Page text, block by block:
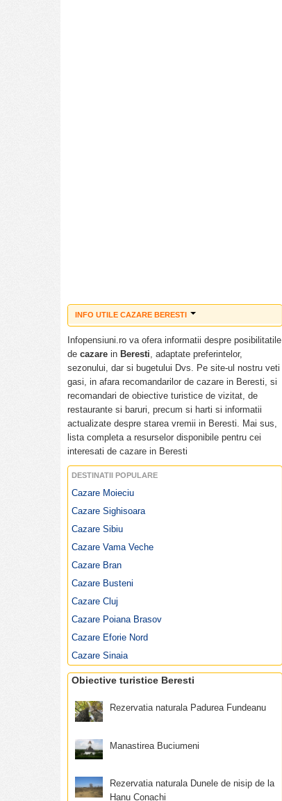
INFO UTILE CAZARE BERESTI
Cazare ieftina Beresti
Pensiuni ieftine Beresti
Pensiuni cu piscina Beresti
Tarife cazare Beresti
Cazare pensiuni Beresti
Cazare vile Beresti
Cazare hoteluri Beresti
Revelion Beresti
Craciun Beresti
Paste Beresti
Informatii
Poze Beresti
Obiective turistice Beresti
Sarbatori traditionale Beresti
Specialitati culinare Beresti
Restaurante si cluburi Beresti
Vremea Beresti
Infopensiuni.ro va ofera informatii despre posibilitatile
de cazare in Beresti, adaptate preferintelor,
sezonului, dar si bugetului Dvs. Pe site-ul nostru veti
gasi, in afara recomandarilor de cazare in Beresti, si
recomandari de obiective turistice de vizitat, de
restaurante si baruri, precum si harti si informatii
actualizate despre starea vremii in Beresti. Mai sus,
lista completa a resurselor disponibile pentru cei
interesati de cazare in Beresti
DESTINATII POPULARE
Cazare Moieciu
Cazare Sighisoara
Cazare Sibiu
Cazare Vama Veche
Cazare Bran
Cazare Busteni
Cazare Cluj
Cazare Poiana Brasov
Cazare Eforie Nord
Cazare Sinaia
Obiective turistice Beresti
Rezervatia naturala Padurea Fundeanu
Manastirea Buciumeni
Rezervatia naturala Dunele de nisip de la
Hanu Conachi